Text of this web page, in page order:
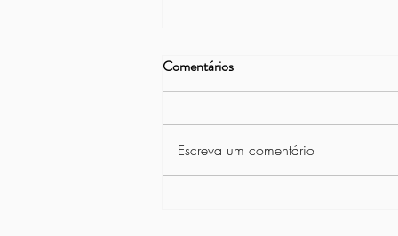
Comentários
Escreva um comentário